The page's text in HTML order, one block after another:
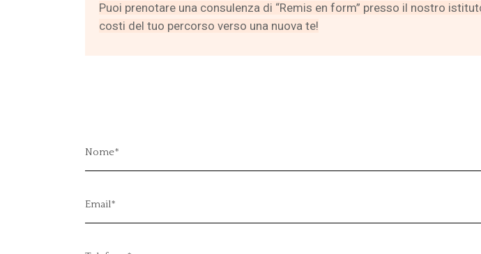
Puoi prenotare una consulenza di “Remis en form” presso il nostro
costi del tuo percorso verso una nuova te!